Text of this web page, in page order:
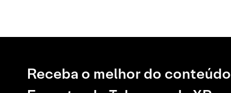
Receba o melhor do conteúdo